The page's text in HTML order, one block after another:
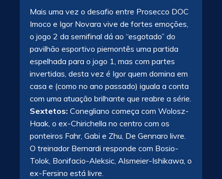
Mais uma vez o desafio entre Prosecco DOC
Imoco e Igor Novara vive de fortes emoções,
o jogo 2 da semifinal dá ao “esgotado” do
pavilhão esportivo piemontês uma partida
espelhada para o jogo 1, mas com partes
invertidas, desta vez é Igor quem domina em
casa e (como no ano passado) iguala a conta
com uma atuação brilhante que reabre a série.
Sextetos: Conegliano começa com Wolosz-
Haak, o ex-Chirichella no centro com os
ponteiros Fahr, Gabi e Zhu, De Gennaro livre.
O treinador Bernardi responde com Bosio-
Tolok, Bonifacio-Aleksic, Alsmeier-Ishikawa, o
ex-Fersino está livre.